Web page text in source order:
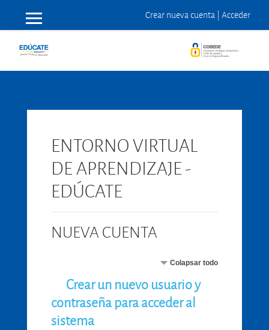
Panel lateral Crear nueva cuenta Acceder
ENTORNO VIRTUAL
DE APRENDIZAJE -
EDÚCATE
NUEVA CUENTA
Colapsar todo
Crear un nuevo usuario y
contraseña para acceder al
sistema